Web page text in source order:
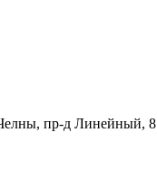
пр-д Линейный, 8